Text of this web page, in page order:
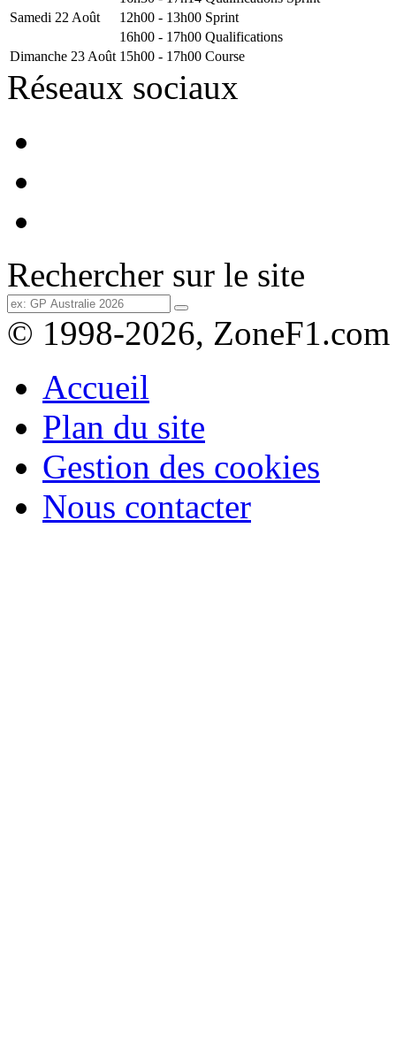
Samedi 22 Août
12h00 - 13h00 Sprint
16h00 - 17h00 Qualifications
Dimanche 23 Août 15h00 - 17h00 Course
Réseaux sociaux
Rechercher sur le site
© 1998-2026, ZoneF1.com
Accueil
Plan du site
Gestion des cookies
Nous contacter